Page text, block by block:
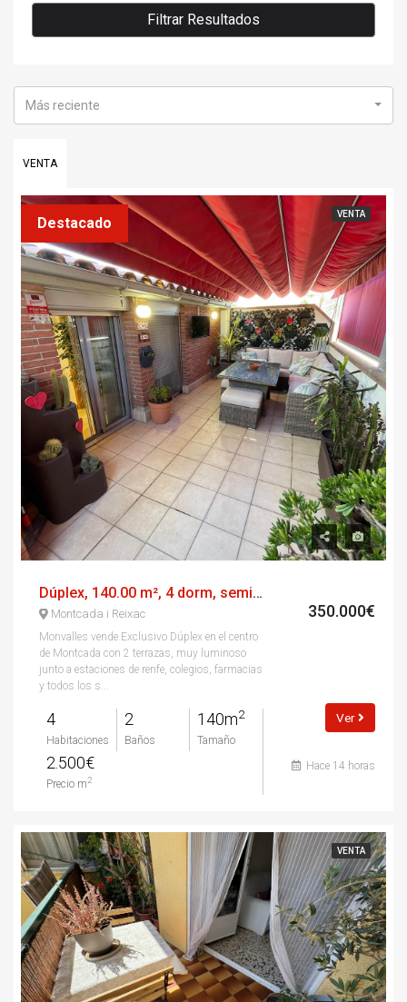
Filtrar Resultados
VENTA
Más reciente
VENTA
Destacado
Dúplex, 140.00 m², 4 dorm, seminuevo, calle ripoll
Montcada i Reixac
Monvalles vende Exclusivo Dúplex en el centro
de Montcada con 2 terrazas, muy luminoso
junto a estaciones de renfe, colegios, farmacias
y todos los s...
4
Habitaciones
2
Baños
140m2
Tamaño
2.500€
Precio m 2
350.000€
Ver
Hace 14 horas
VENTA